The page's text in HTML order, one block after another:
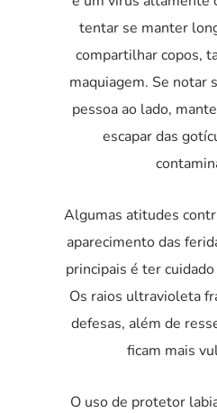
tentar se manter
compartilhar copos,
maquiagem. Se notar
pessoa ao lado,
escapar das
Algumas atitudes
aparecimento das
principais é ter
Os raios ultravioleta
defesas, além de
ficam mais
O uso de protetor